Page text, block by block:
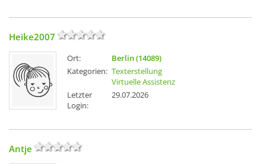
Heike2007
Ort:
Berlin (14089)
Kategorien: Texterstellung
Virtuelle Assistenz
Letzter
Login:
29.07.2026
Antje